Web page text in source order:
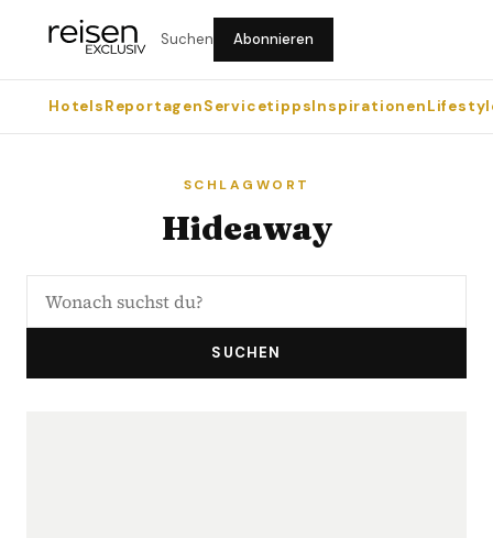
Suchen Abonnieren
HotelsReportagenServicetippsInspirationen
SCHLAGWORT
Hideaway
SUCHEN